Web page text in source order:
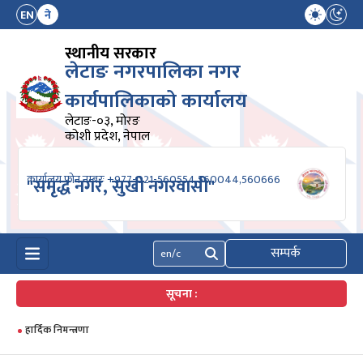
EN ने
स्थानीय सरकार
लेटाङ नगरपालिका नगर
कार्यपालिकाको कार्यालय
लेटाङ-०३, मोरङ
कोशी प्रदेश, नेपाल
कार्यालय फोन नम्बरः +977-021-560554,560044,560666
"समृद्ध नगर, सुखी नगरवासी"
खोज्नुहोस् सम्पर्क
सूचना :
हार्दिक निमन्त्रणा